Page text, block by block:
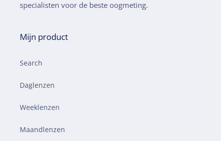
specialisten voor de beste oogmeting.
Mijn product
Search
Daglenzen
Weeklenzen
Maandlenzen